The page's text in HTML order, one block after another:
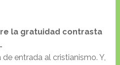
la gratuidad contrasta
entrada al cristianismo. Y,